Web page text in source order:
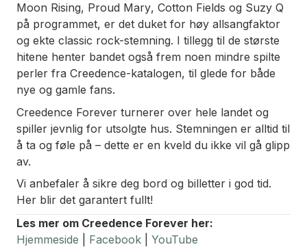
Moon Rising, Proud Mary, Cotton Fields og Suzy Q
på programmet, er det duket for høy allsangfaktor
og ekte classic rock-stemning. I tillegg til de største
hitene henter bandet også frem noen mindre spilte
perler fra Creedence-katalogen, til glede for både
nye og gamle fans.
Creedence Forever turnerer over hele landet og
spiller jevnlig for utsolgte hus. Stemningen er alltid til
å ta og føle på – dette er en kveld du ikke vil gå glipp
av.
Vi anbefaler å sikre deg bord og billetter i god tid.
Her blir det garantert fullt!
Les mer om Creedence Forever her:
Hjemmeside
Facebook YouTube